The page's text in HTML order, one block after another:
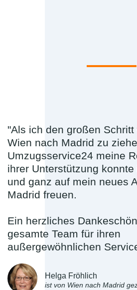
"Als ich den großen Schritt
Wien nach Madrid zu
Umzugsservice24 meine
ihrer Unterstützung
und ganz auf mein neues
Madrid freuen.
Ein herzliches
gesamte Team für ihren
außergewöhnlichen
Helga Fröhlich
ist von Wien nach Madrid